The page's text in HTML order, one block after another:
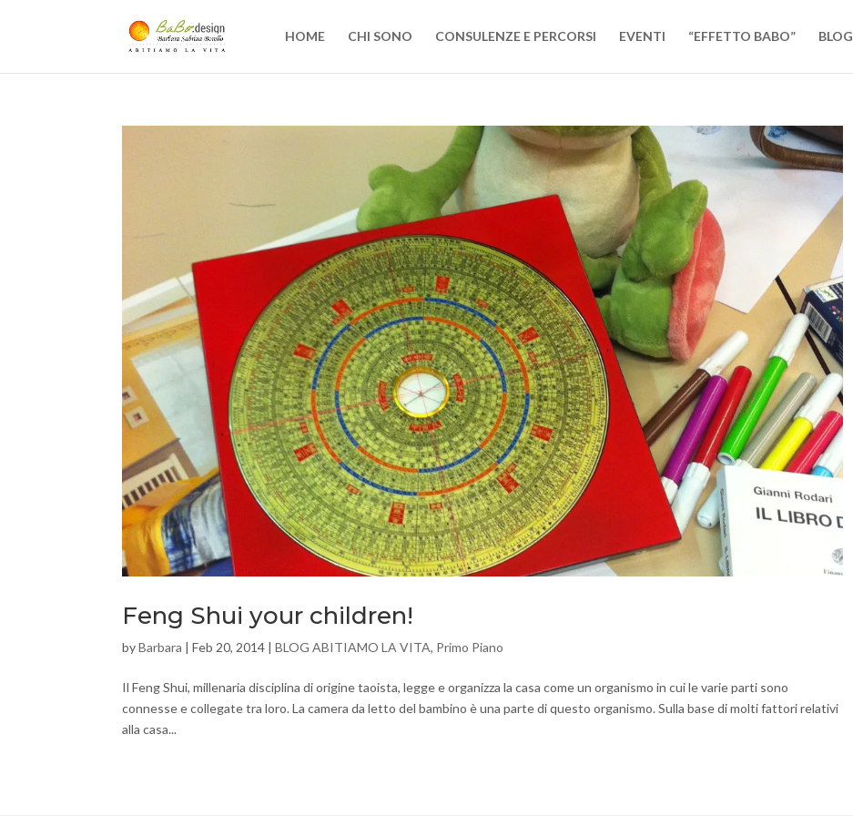
HOME CHI SONO CONSULENZE E PERCORSI EVENTI “EFFETTO BABO” BLOG
Feng Shui your children!
byBarbara |Feb 20, 2014 |BLOG ABITIAMO LA VITA, Primo Piano
Il Feng Shui, millenaria disciplina di origine taoista, legge e organizza la casa come un organismo in cui le varie parti sono
connesse e collegate tra loro. La camera da letto del bambino è una parte di questo organismo. Sulla base di molti fattori relativi
alla casa...